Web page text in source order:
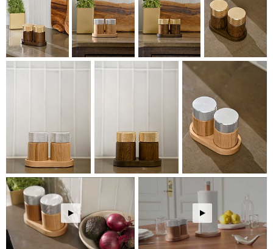
funktionalitet, medan den tillhörande brickan samlar setet
till en elegant och praktisk helhet. Även
hushållspappershållaren har utvecklats med stor omsorg om
proportioner och detaljer, inklusive en diskret integrerad
stoppfunktion som håller pappret på plats och möjliggör
SINA-serien finns i flera materialkombinationer med rökt
eller ljus ek kombinerad med mässing eller aluminium. De
robusta materialen och den enkla konstruktionen stödjer
produkternas hållbarhet och förmågan att bli bestående
inslag i vardagen.